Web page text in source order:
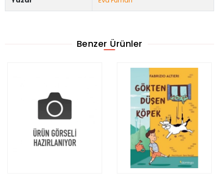
Benzer Ürünler